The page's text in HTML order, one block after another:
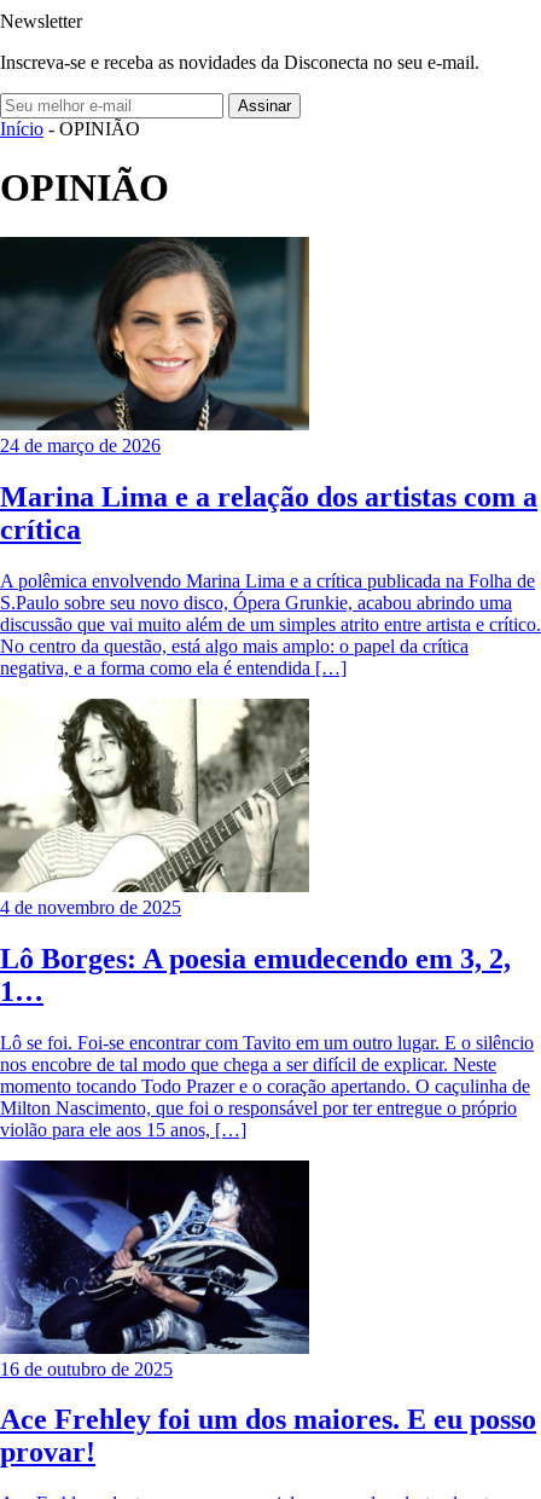
Newsletter
Inscreva-se e receba as novidades da Disconecta no seu e-mail.
Assinar
Início - OPINIÃO
OPINIÃO
24 de março de 2026
Marina Lima e a relação dos artistas com a
crítica
A polêmica envolvendo Marina Lima e a crítica publicada na Folha de
S.Paulo sobre seu novo disco, Ópera Grunkie, acabou abrindo uma
discussão que vai muito além de um simples atrito entre artista e crítico.
No centro da questão, está algo mais amplo: o papel da crítica
negativa, e a forma como ela é entendida […]
4 de novembro de 2025
Lô Borges: A poesia emudecendo em 3, 2,
1…
Lô se foi. Foi-se encontrar com Tavito em um outro lugar. E o silêncio
nos encobre de tal modo que chega a ser difícil de explicar. Neste
momento tocando Todo Prazer e o coração apertando. O caçulinha de
Milton Nascimento, que foi o responsável por ter entregue o próprio
violão para ele aos 15 anos, […]
16 de outubro de 2025
Ace Frehley foi um dos maiores. E eu posso
provar!